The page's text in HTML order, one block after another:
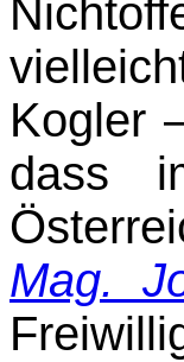
Kogler
dass
Mag.